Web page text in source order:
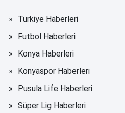
Türkiye Haberleri
Futbol Haberleri
Konya Haberleri
Konyaspor Haberleri
Pusula Life Haberleri
Süper Lig Haberleri